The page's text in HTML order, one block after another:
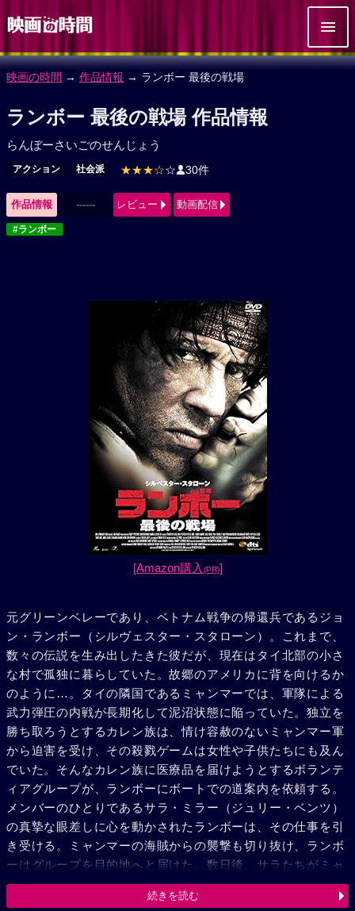
映画の時間 → 作品情報 → ランボー 最後の戦場
ランボー 最後の戦場 作品情報
らんぼーさいごのせんじょう
アクション 社会派 ★★★☆☆ 30件
作品情報 ------ レビュー 動画配信
#ランボー
[Amazon購入 (PR)]
元グリーンベレーであり、ベトナム戦争の帰還兵であるジョ
ン・ランボー（シルヴェスター・スタローン）。これまで、
数々の伝説を生み出したきた彼だが、現在はタイ北部の小さ
な村で孤独に暮らしていた。故郷のアメリカに背を向けるか
のように…。タイの隣国であるミャンマーでは、軍隊による
武力弾圧の内戦が長期化して泥沼状態に陥っていた。独立を
勝ち取ろうとするカレン族は、情け容赦のないミャンマー軍
から迫害を受け、その殺戮ゲームは女性や子供たちにも及ん
でいた。そんなカレン族に医療品を届けようとするボランテ
ィアグループが、ランボーにボートでの道案内を依頼する。
メンバーのひとりであるサラ・ミラー（ジュリー・ベンツ）
の真摯な眼差しに心を動かされたランボーは、その仕事を引
き受ける。ミャンマーの海賊からの襲撃も切り抜け、ランボ
ーはグループを目的地へと届けた。数日後、サラたちがミャ
ンマー軍によって拉致されたとの知らせが届く。救出のため
雇われた5人の傭兵を同じ場所に送り届けるランボー。しか
続きを読む